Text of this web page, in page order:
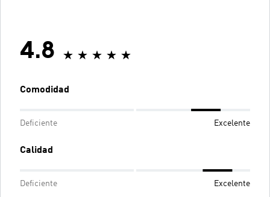
4.8
Comodidad
Deficiente Excelente
Calidad
Deficiente Excelente